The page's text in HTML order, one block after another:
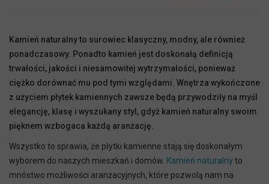
Kamień naturalny to surowiec klasyczny, modny, ale również
ponadczasowy. Ponadto kamień jest doskonałą definicją
trwałości, jakości i niesamowitej wytrzymałości, ponieważ
ciężko dorównać mu pod tymi względami. Wnętrza wykończone
z użyciem płytek kamiennych zawsze będą przywodziły na myśl
elegancję, klasę i wyszukany styl, gdyż kamień naturalny swoim
pięknem wzbogaca każdą aranżację.
Wszystko to sprawia, że płytki kamienne stają się doskonałym
wyborem do naszych mieszkań i domów. Kamień naturalnyto
mnóstwo możliwości aranżacyjnych, które pozwolą nam na